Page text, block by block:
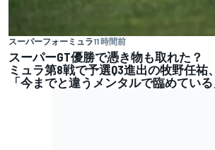
スーパーフォーミュラ11 時間前
スーパーGT優勝で憑き物も取れた？
ミュラ第8戦で予選Q3進出の牧野任祐
「今までと違うメンタルで臨めている